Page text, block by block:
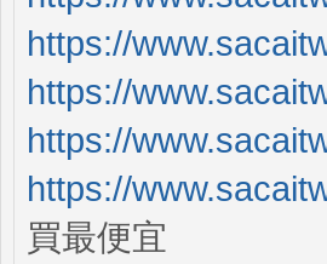
https://
https://
https://
https://
買最便宜